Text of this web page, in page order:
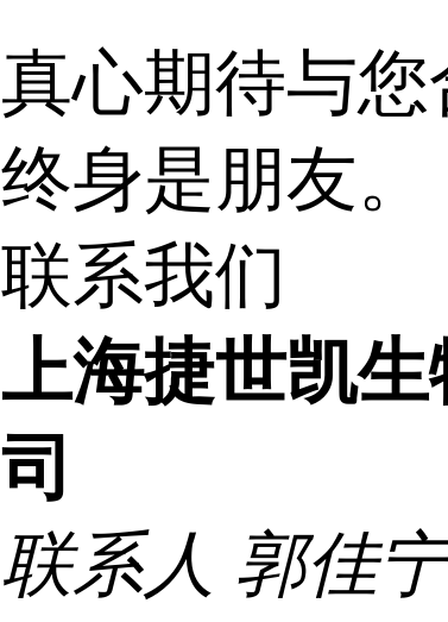
真心期待与
终身是朋友。
联系我们
上海捷世凯
司
联系人 郭佳宁